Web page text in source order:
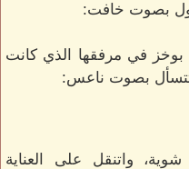
بصوت خافت:
بوخز في مرفقها الذي كانت
تتسأل بصوت ناعس:
واتنقل على العناية